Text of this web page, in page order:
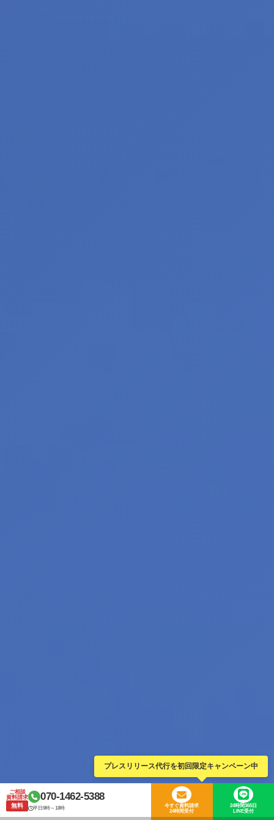
プレスリリース代行を初回限定キャンペーン中
ご相談
資料請求
無料
070-1462-5388
平日9時～18時
今すぐ資料請求
24時間受付
24時間365日
LINE受付